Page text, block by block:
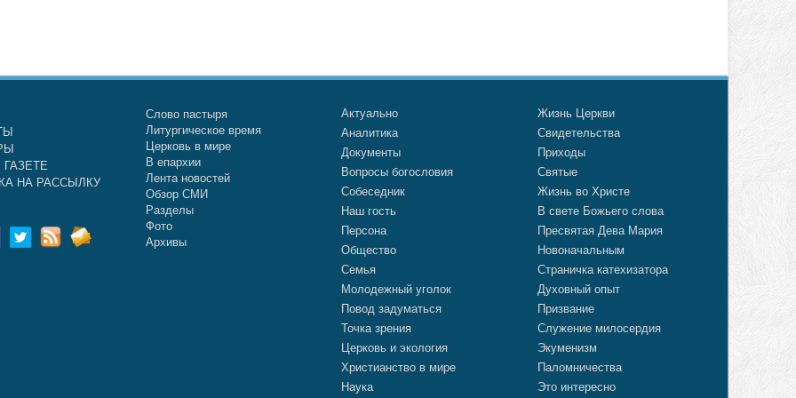
НА РАССЫЛКУ
Слово пастыря
Литургическое время
Церковь в мире
В епархии
Лента новостей
Обзор СМИ
Разделы
Фото
Архивы
Актуально
Аналитика
Документы
Вопросы богословия
Собеседник
Наш гость
Персона
Общество
Семья
Молодежный уголок
Повод задуматься
Точка зрения
Церковь и экология
Христианство в мире
Наука
Жизнь Церкви
Свидетельства
Приходы
Святые
Жизнь во Христе
В свете Божьего слова
Пресвятая Дева Мария
Новоначальным
Страничка катехизатора
Духовный опыт
Призвание
Служение милосердия
Экуменизм
Паломничества
Это интересно